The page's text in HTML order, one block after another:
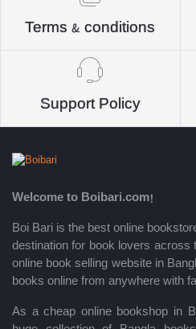
Terms & conditions
Support Policy
Welcome to Boibari.com!
Boi Bari is the best online
destination for book lovers across
online book selling website in
books online from anywhere with
As a cheap online bookshop in